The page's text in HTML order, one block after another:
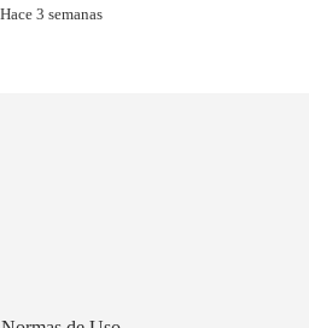
Hace 3 semanas